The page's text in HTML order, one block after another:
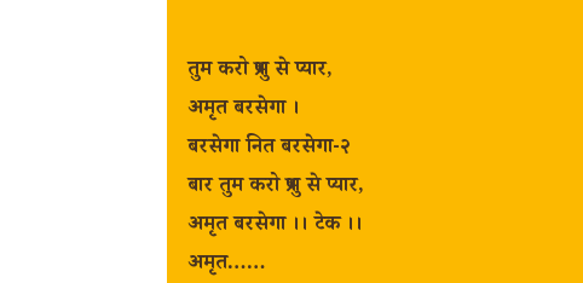
तुम करो प्रभु से प्यार,
अमृत बरसेगा ।
बरसेगा नित बरसेगा-२
बार तुम करो प्रभु से प्यार,
अमृत बरसेगा ।। टेक ।।
अमृत……